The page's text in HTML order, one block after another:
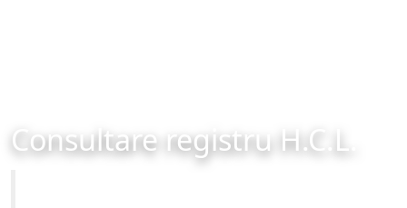
Consultare registru H.C.L.